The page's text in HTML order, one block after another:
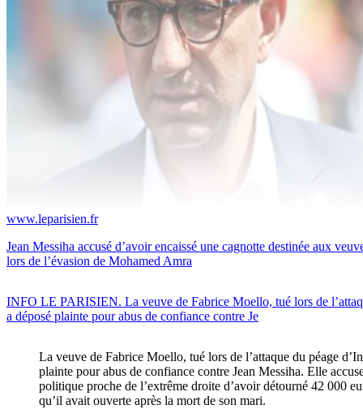
www.leparisien.fr
Jean Messiha accusé d’avoir encaissé une cagnotte destinée aux
lors de l’évasion de Mohamed Amra
INFO LE PARISIEN. La veuve de Fabrice Moello, tué lors de
a déposé plainte pour abus de confiance contre Je
La veuve de Fabrice Moello, tué lors de l’attaque du péage
plainte pour abus de confiance contre Jean Messiha. Elle
politique proche de l’extrême droite d’avoir détourné 42 000
qu’il avait ouverte après la mort de son mari.